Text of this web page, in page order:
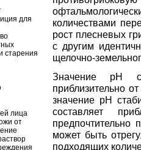
для
старения
лица
от
количествами
рост плесневых
с другим
щелочно-
Значение рН
приблизительно
значение рН
составляет
предпочтительно
может быть
подходящих